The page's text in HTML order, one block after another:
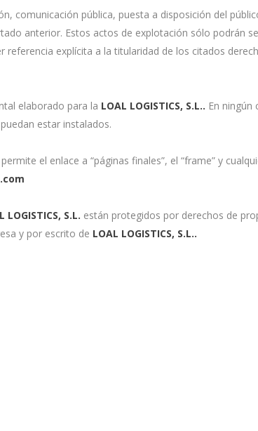
comunicación pública, puesta a disposición del
anterior. Estos actos de explotación sólo podrán
referencia explícita a la titularidad de los citados
elaborado para la LOAL LOGISTICS, S.L.. En
estar instalados.
el enlace a “páginas finales”, el “frame” y
LOGISTICS, S.L. están protegidos por derechos de
y por escrito de LOAL LOGISTICS, S.L..